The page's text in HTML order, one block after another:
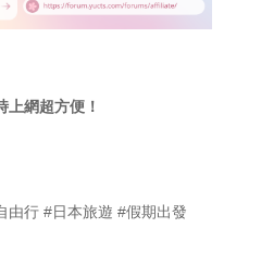
上網超方便！
由行 #日本旅遊 #假期出發